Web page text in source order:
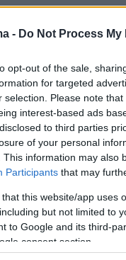
- Do Not Process
opt-out of the sale,
for targeted
selection. Please note
interest-based ads
to third parties
of your personal
This information may also
Participants that may
that this website/app uses
but not limited to
to Google and its third-
consent section.
ο Γιώργος
ένας
Υπογράμμισε
πιο
ψηφιοποίησης
βρίσκεται
ότι η
οποίο
ότι μπορεί να